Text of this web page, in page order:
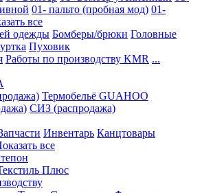
01- пальто (пробная мод) 01-
все
одежды Бомберы/брюки Головные
Пуховик
Работы по производству KMR ...
Термобельё GUAHOO
СИЗ (распродажа)
Инвентарь Канцтовары
все
Плюс